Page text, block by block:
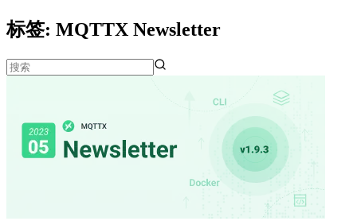
标签: MQTTX Newsletter